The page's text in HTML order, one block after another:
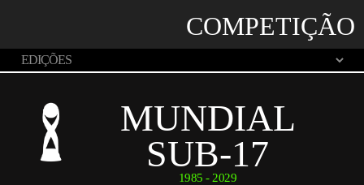
COMPETIÇÃO
MUNDIAL
SUB-17
1985 - 2029